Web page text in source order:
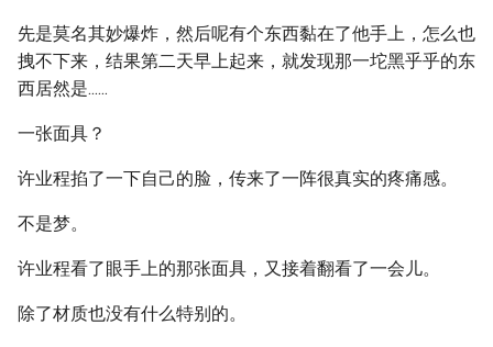
先是莫名其妙爆炸，然后呢有个东西黏在了他手上，怎么也
拽不下来，结果第二天早上起来，就发现那一坨黑乎乎的东
西居然是......
一张面具？
许业程掐了一下自己的脸，传来了一阵很真实的疼痛感。
不是梦。
许业程看了眼手上的那张面具，又接着翻看了一会儿。
除了材质也没有什么特别的。